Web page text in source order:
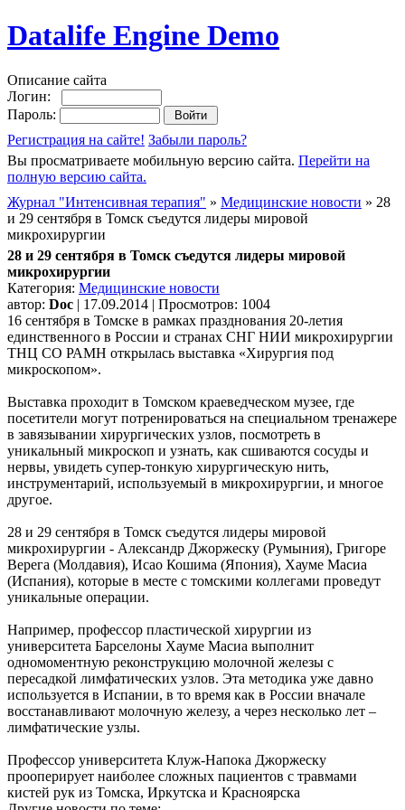
Datalife Engine Demo
Описание сайта
Логин:
Пароль:
Регистрация на сайте! Забыли пароль?
Вы просматриваете мобильную версию сайта. Перейти на
полную версию сайта.
Журнал "Интенсивная терапия" » Медицинские новости » 28
и 29 сентября в Томск съедутся лидеры мировой
микрохирургии
28 и 29 сентября в Томск съедутся лидеры мировой
микрохирургии
Категория: Медицинские новости
автор: Doc | 17.09.2014 | Просмотров: 1004
16 сентября в Томске в рамках празднования 20-летия
единственного в России и странах СНГ НИИ микрохирургии
ТНЦ СО РАМН открылась выставка «Хирургия под
микроскопом».
Выставка проходит в Томском краеведческом музее, где
посетители могут потренироваться на специальном тренажере
в завязывании хирургических узлов, посмотреть в
уникальный микроскоп и узнать, как сшиваются сосуды и
нервы, увидеть супер-тонкую хирургическую нить,
инструментарий, используемый в микрохирургии, и многое
другое.
28 и 29 сентября в Томск съедутся лидеры мировой
микрохирургии - Александр Джоржеску (Румыния), Григоре
Верега (Молдавия), Исао Кошима (Япония), Хауме Масиа
(Испания), которые в месте с томскими коллегами проведут
уникальные операции.
Например, профессор пластической хирургии из
университета Барселоны Хауме Масиа выполнит
одномоментную реконструкцию молочной железы с
пересадкой лимфатических узлов. Эта методика уже давно
используется в Испании, в то время как в России вначале
восстанавливают молочную железу, а через несколько лет –
лимфатические узлы.
Профессор университета Клуж-Напока Джоржеску
прооперирует наиболее сложных пациентов с травмами
кистей рук из Томска, Иркутска и Красноярска